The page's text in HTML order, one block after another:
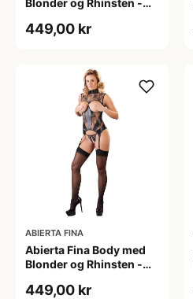
Blonder og Rhinsten -
449,00 kr
ABIERTA FINA
Abierta Fina Body med
Blonder og Rhinsten -
449,00 kr